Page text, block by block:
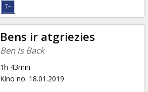
Bens ir atgriezies
Ben Is Back
1h 43min
Kino no: 18.01.2019